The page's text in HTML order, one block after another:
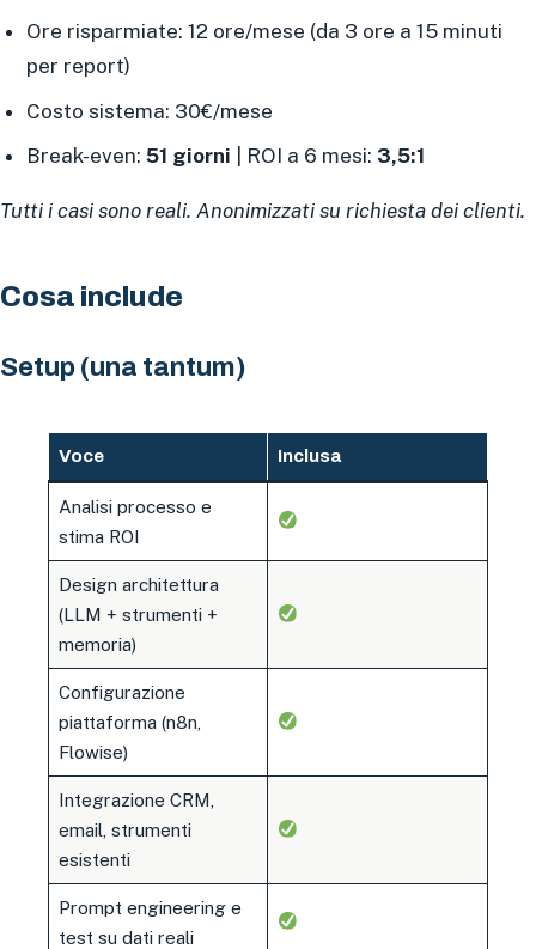
Ore risparmiate: 12 ore/mese (da 3 ore a 15 minuti
per report)
Costo sistema: 30€/mese
Break-even:51 giorni | ROI a 6 mesi: 3,5:1
Tutti i casi sono reali. Anonimizzati su richiesta dei clienti.
Cosa include
Setup (una tantum)
Voce Inclusa
Analisi processo e
stima ROI
Design architettura
(LLM + strumenti +
memoria)
Configurazione
piattaforma (n8n,
Flowise)
Integrazione CRM,
email, strumenti
esistenti
Prompt engineering e
test su dati reali